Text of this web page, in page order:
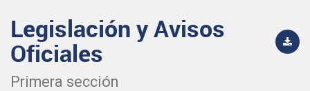
Legislación y Avisos
Oficiales
Primera sección